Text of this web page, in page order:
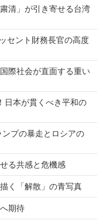
清」が引き寄せる台湾
セント財務長官の高度
際社会が直面する重い
日本が貫くべき平和の
ンプの暴走とロシアの
る共感と危機感
く「解散」の青写真
期待